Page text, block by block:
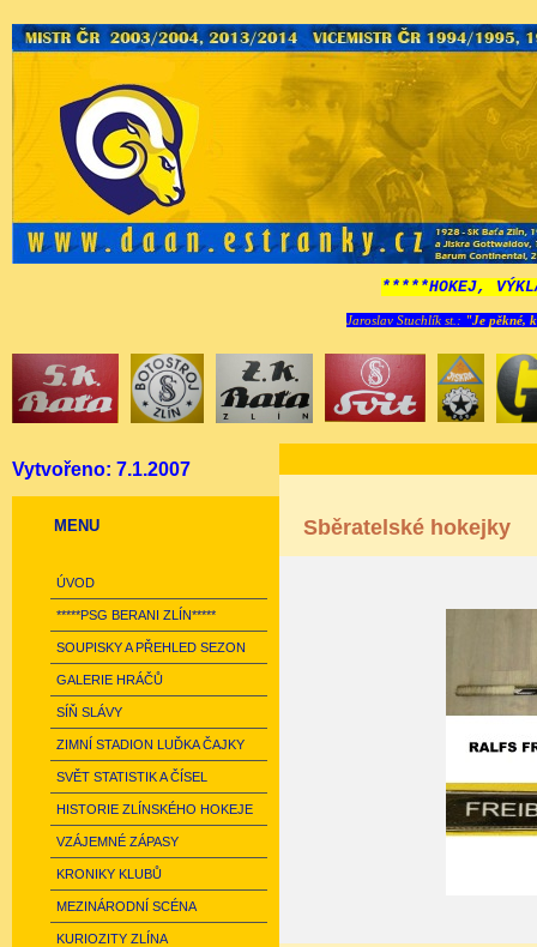
*****HOKEJ,
Jaroslav Stuchlík st.: "Je pěkné,
Vytvořeno: 7.1.2007
MENU
ÚVOD
*****PSG BERANI ZLÍN*****
SOUPISKY A PŘEHLED SEZON
GALERIE HRÁČŮ
SÍŇ SLÁVY
ZIMNÍ STADION LUĎKA ČAJKY
SVĚT STATISTIK A ČÍSEL
HISTORIE ZLÍNSKÉHO HOKEJE
VZÁJEMNÉ ZÁPASY
KRONIKY KLUBŮ
MEZINÁRODNÍ SCÉNA
KURIOZITY ZLÍNA
Sběratelské hokejky